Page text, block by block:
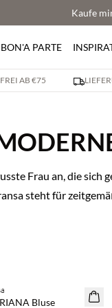
Kaufe
BON'A PARTE
AB €75
Frau an, die sich
steht für
Bluse